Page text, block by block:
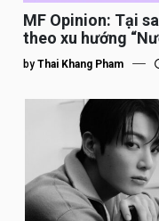
MF Opinion: Tại
theo xu hướng
by Thai Khang Pham